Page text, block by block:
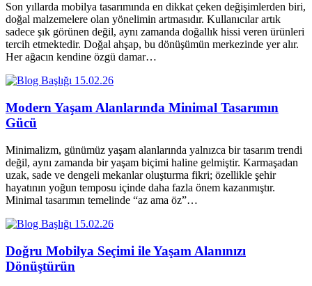
Son yıllarda mobilya tasarımında en dikkat çeken değişimlerden biri,
doğal malzemelere olan yönelimin artmasıdır. Kullanıcılar artık
sadece şık görünen değil, aynı zamanda doğallık hissi veren ürünleri
tercih etmektedir. Doğal ahşap, bu dönüşümün merkezinde yer alır.
Her ağacın kendine özgü damar…
15.02.26
Modern Yaşam Alanlarında Minimal Tasarımın
Gücü
Minimalizm, günümüz yaşam alanlarında yalnızca bir tasarım trendi
değil, aynı zamanda bir yaşam biçimi haline gelmiştir. Karmaşadan
uzak, sade ve dengeli mekanlar oluşturma fikri; özellikle şehir
hayatının yoğun temposu içinde daha fazla önem kazanmıştır.
Minimal tasarımın temelinde “az ama öz”…
15.02.26
Doğru Mobilya Seçimi ile Yaşam Alanınızı
Dönüştürün